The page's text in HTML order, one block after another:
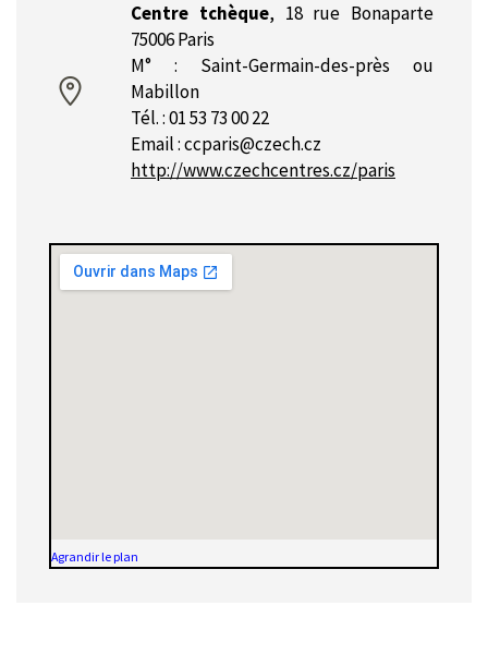
Centre tchèque, 18 rue Bonaparte
75006 Paris
M° : Saint-Germain-des-près ou
Mabillon
Tél. : 01 53 73 00 22
Email :ccparis@czech.cz
http://www.czechcentres.cz/paris
Agrandir le plan